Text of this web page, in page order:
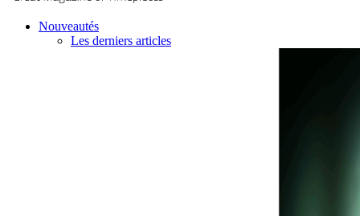
Nouveautés
Les derniers articles